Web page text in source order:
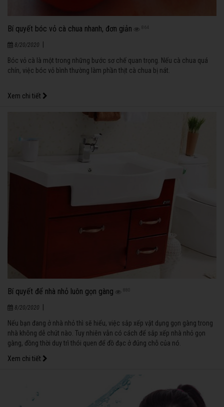
Bí quyết bóc vỏ cà chua nhanh, đơn giản 864
8/20/2020
Bóc vỏ cà là một trong những bước sơ chế quan trọng. Nếu cà chua quá
chín, việc bóc vỏ bình thường làm phần thịt cà chua bị nát.
Xem chi tiết
Bí quyết để nhà nhỏ luôn gọn gàng 880
8/20/2020
Nếu bạn đang ở nhà nhỏ thì sẽ hiểu, việc sắp xếp vật dụng gọn gàng trong
nhà không dễ chút nào. Tuy nhiên vẫn có cách để sắp xếp nhà nhỏ gọn
gàng, đồng thời duy trì thói quen để đồ đạc ở đúng chỗ của nó.
Xem chi tiết